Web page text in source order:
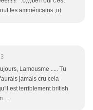
les amméricains ;o)
Lamousme ..... Tu
jamais cru cela
est terriblement british
....